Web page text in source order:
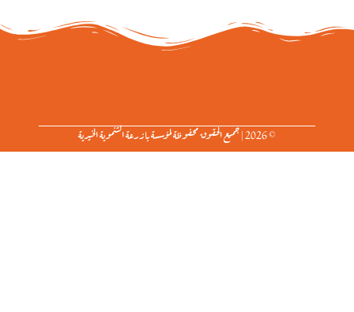
© 2026 | جميع الحقوق محفوظة لمؤسسة بازرعة التنموية الخيرية